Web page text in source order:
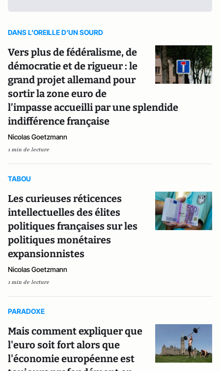
DANS L'OREILLE D'UN SOURD
Vers plus de fédéralisme, de
démocratie et de rigueur : le
grand projet allemand pour
sortir la zone euro de
l’impasse accueilli par une splendide
indifférence française
Nicolas Goetzmann
1 min de lecture
TABOU
Les curieuses réticences
intellectuelles des élites
politiques françaises sur les
politiques monétaires
expansionnistes
Nicolas Goetzmann
1 min de lecture
PARADOXE
Mais comment expliquer que
l'euro soit fort alors que
l'économie européenne est